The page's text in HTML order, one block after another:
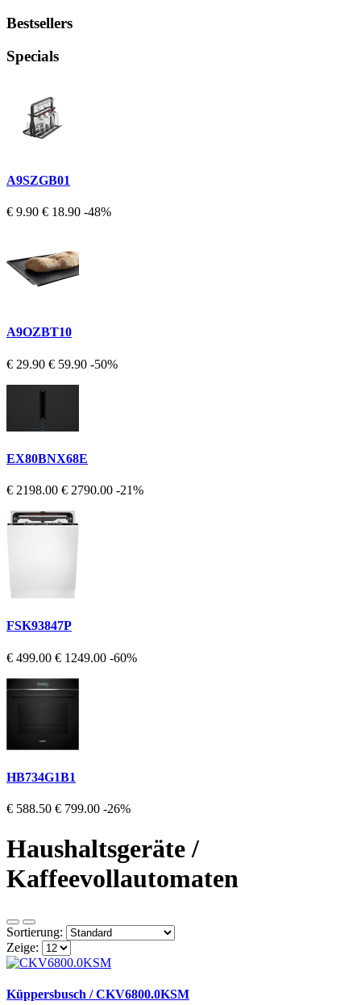
Bestsellers
Specials
A9SZGB01
€ 9.90 € 18.90 -48%
A9OZBT10
€ 29.90 € 59.90 -50%
EX80BNX68E
€ 2198.00 € 2790.00 -21%
FSK93847P
€ 499.00 € 1249.00 -60%
HB734G1B1
€ 588.50 € 799.00 -26%
Haushaltsgeräte /
Kaffeevollautomaten
Sortierung:
Zeige:
Küppersbusch / CKV6800.0KSM